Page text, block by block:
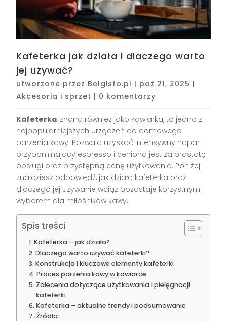
Kafeterka jak działa i dlaczego warto
jej używać?
utworzone przez Belgisto.pl | paź 21, 2025 |
Akcesoria i sprzęt | 0 komentarzy
Kafeterka, znana również jako kawiarka, to jedno z
najpopularniejszych urządzeń do domowego
parzenia kawy. Pozwala uzyskać intensywny napar
przypominający espresso i ceniona jest za prostotę
obsługi oraz przystępną cenę użytkowania. Poniżej
znajdziesz odpowiedź, jak działa kafeterka oraz
dlaczego jej używanie wciąż pozostaje korzystnym
wyborem dla miłośników kawy.
Spis treści
Kafeterka – jak działa?
Dlaczego warto używać kafeterki?
Konstrukcja i kluczowe elementy kafeterki
Proces parzenia kawy w kawiarce
Zalecenia dotyczące użytkowania i pielęgnacji
kafeterki
Kafeterka – aktualne trendy i podsumowanie
Źródła: